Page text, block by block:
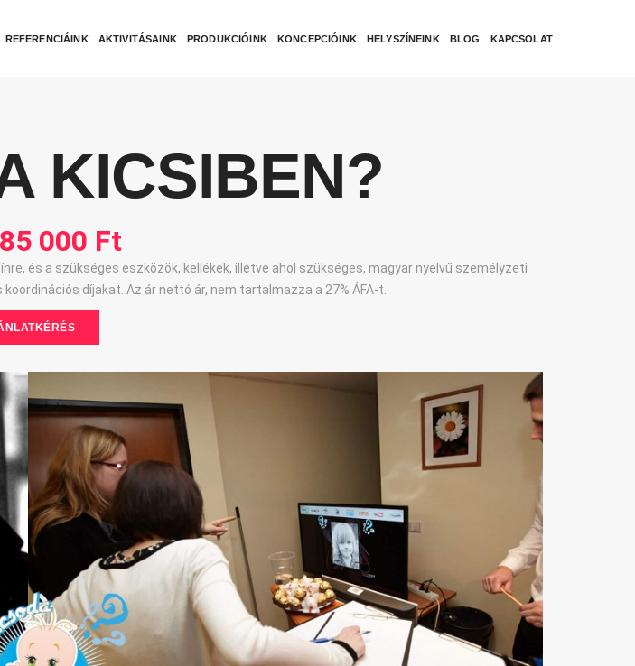
REFERENCIÁINK AKTIVITÁSAINK PRODUKCIÓINK KONCEPCIÓINK HELYSZÍNEINK BLOG KAPCSOLAT
KICSIBEN?
85 000 Ft
és a szükséges eszközök, kellékek, illetve ahol szükséges, magyar nyelvű személyzeti
díjakat. Az ár nettó ár, nem tartalmazza a 27% ÁFA-t.